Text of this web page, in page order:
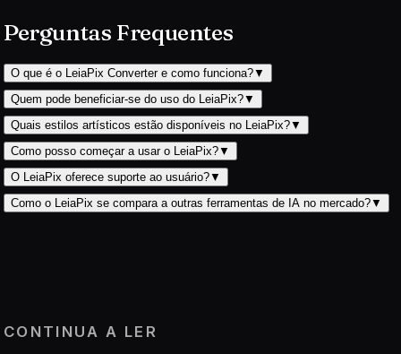
Perguntas Frequentes
O que é o LeiaPix Converter e como funciona?▼
Quem pode beneficiar-se do uso do LeiaPix?▼
Quais estilos artísticos estão disponíveis no LeiaPix?▼
Como posso começar a usar o LeiaPix?▼
O LeiaPix oferece suporte ao usuário?▼
Como o LeiaPix se compara a outras ferramentas de IA no mercado?▼
CONTINUA A LER